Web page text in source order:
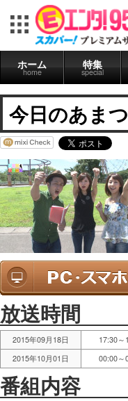
ホーム
home
特集
special
今日のあま
放送時間
2015年09月18日 17:30～
2015年10月01日
00:00～
番組内容